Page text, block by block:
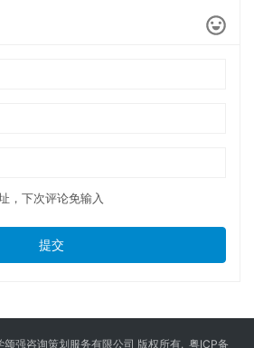
，下次评论免输入
提交
强咨询策划服务有限公司 版权所有. 粤ICP备